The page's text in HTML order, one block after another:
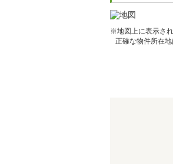
※地図上に表示さ
正確な物件所在地